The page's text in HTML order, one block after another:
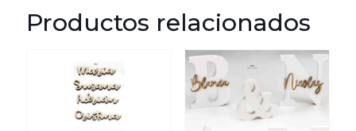
Productos relacionados